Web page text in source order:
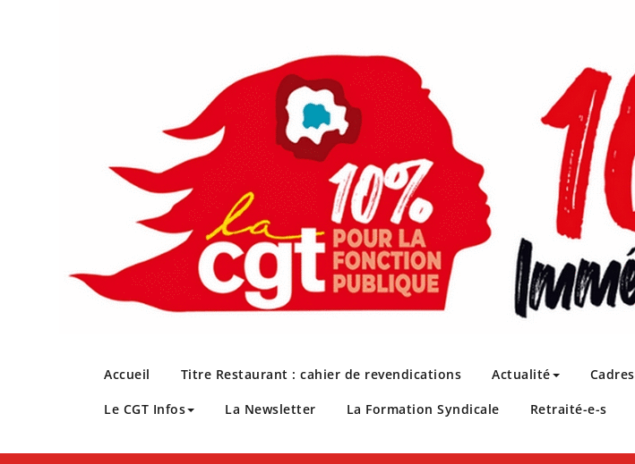
CGT Métropole Européenne de Lille
Accueil Titre Restaurant : cahier de revendications Actualité Cadres
Le CGT Infos La Newsletter La Formation Syndicale Retraité-e-s